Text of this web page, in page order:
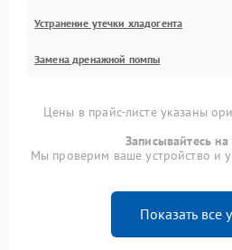
Устранение утечки хладогента
Замена дренажной помпы
Цены в прайс-листе указаны
Записывайтесь
Мы проверим ваше устройство и
Показать все